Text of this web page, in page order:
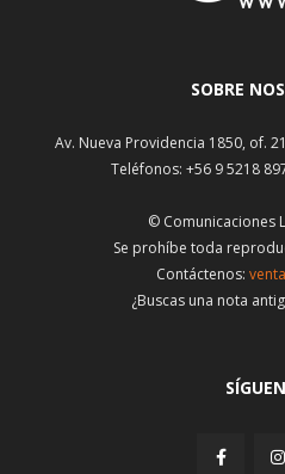
SOBRE
Av. Nueva Providencia 1850, of.
Teléfonos: +56 9 5218
© Comunicaciones
Se prohíbe toda
Contáctenos:
¿Buscas una nota